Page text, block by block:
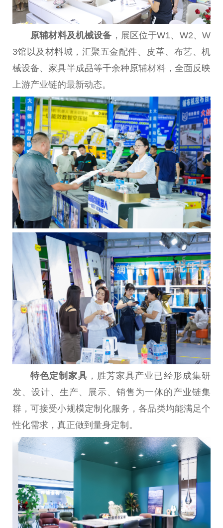
原辅材料及机械设备 ，展区位于W1、W2、W
3馆以及材料城，汇聚五金配件、皮革、布艺、机
械设备、家具半成品等千余种原辅材料，全面反映
上游产业链的最新动态。
特色定制家具 ，胜芳家具产业已经形成集研
发、设计、生产、展示、销售为一体的产业链集
群，可接受小规模定制化服务，各品类均能满足个
性化需求，真正做到量身定制。